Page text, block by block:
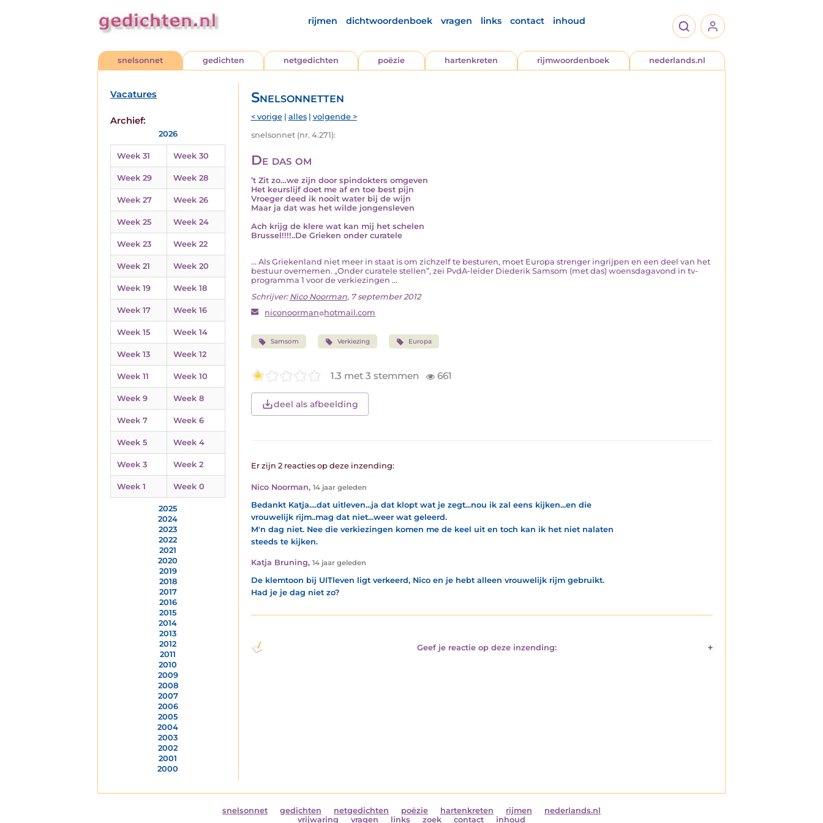
rijmen dichtwoordenboek vragen links contact inhoud
snelsonnet gedichten netgedichten poëzie hartenkreten rijmwoordenboek nederlands.nl
Vacatures
Archief:
2026
Week 31 Week 30
Week 29 Week 28
Week 27 Week 26
Week 25 Week 24
Week 23 Week 22
Week 21 Week 20
Week 19 Week 18
Week 17 Week 16
Week 15 Week 14
Week 13 Week 12
Week 11 Week 10
Week 9 Week 8
Week 7 Week 6
Week 5 Week 4
Week 3 Week 2
Week 1 Week 0
2025
2024
2023
2022
2021
2020
2019
2018
2017
2016
2015
2014
2013
2012
2011
2010
2009
2008
2007
2006
2005
2004
2003
2002
2001
2000
Snelsonnetten
< vorige| alles| volgende >
snelsonnet (nr. 4.271):
De das om
’t Zit zo…we zijn door spindokters omgeven
Het keurslijf doet me af en toe best pijn
Vroeger deed ik nooit water bij de wijn
Maar ja dat was het wilde jongensleven
Ach krijg de klere wat kan mij het schelen
Brussel!!!!..De Grieken onder curatele
... Als Griekenland niet meer in staat is om zichzelf te besturen, moet Europa strenger ingrijpen en een deel van het
bestuur overnemen. „Onder curatele stellen”, zei PvdA-leider Diederik Samsom (met das) woensdagavond in tv-
programma 1 voor de verkiezingen ...
Schrijver: Nico Noorman, 7 september 2012
niconoorman hotmail.com
Samsom Verkiezing Europa
1.3 met 3 stemmen 661
deel als afbeelding
Er zijn 2 reacties op deze inzending:
Nico Noorman, 14 jaar geleden
Bedankt Katja....dat uitleven...ja dat klopt wat je zegt...nou ik zal eens kijken...en die
vrouwelijk rijm..mag dat niet...weer wat geleerd.
M'n dag niet. Nee die verkiezingen komen me de keel uit en toch kan ik het niet nalaten
steeds te kijken.
Katja Bruning, 14 jaar geleden
De klemtoon bij UITleven ligt verkeerd, Nico en je hebt alleen vrouwelijk rijm gebruikt.
Had je je dag niet zo?
Geef je reactie op deze inzending:
snelsonnet gedichten netgedichten poëzie hartenkreten rijmen
nederlands.nl
vrijwaring
vragen links zoek contact inhoud